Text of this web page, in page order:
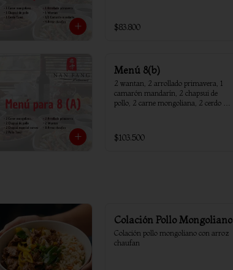
$83.800
Menú 8(b)
2 wantan, 2 arrollado primavera, 1
camarón mandarín, 2 chapsui de
pollo, 2 carne mongoliana, 2 cerdo
$103.500
Colación Pollo Mongoliano
Colación pollo mongoliano con arroz
chaufan